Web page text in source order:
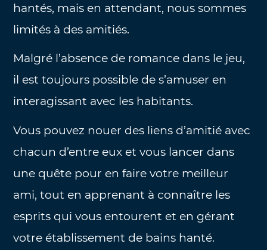
hantés, mais en attendant, nous sommes
limités à des amitiés.
Malgré l’absence de romance dans le jeu,
il est toujours possible de s’amuser en
interagissant avec les habitants.
Vous pouvez nouer des liens d’amitié avec
chacun d’entre eux et vous lancer dans
une quête pour en faire votre meilleur
ami, tout en apprenant à connaître les
esprits qui vous entourent et en gérant
votre établissement de bains hanté.